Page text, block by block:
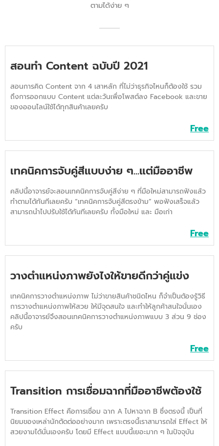
ตามได้ง่าย ๆ
สอนทำ Content ฉบับปี 2021
สอนการคิด Content จาก 4 เสาหลัก ที่ไม่ว่าธุรกิจไหนก็ต้องใช้ รวม
ถึงการออกแบบ Content แต่ละวันเพื่อโพสต์ลง Facebook และขาย
ของออนไลน์ใช้ได้ทุกสินค้าเลยครับ
Free
เทคนิคการจับคู่สีแบบง่าย ๆ...แต่มืออาชีพ
คลิปนี้อาจารย์จะสอนเทคนิคการจับคู่สีง่าย ๆ ที่มือใหม่สามารถฟังแล้ว
ทำตามได้ทันทีเลยครับ “เทคนิคการจับคู่สีตรงข้าม” พอฟังเสร็จแล้ว
สามารถนำไปปรับใช้ได้ทันทีเลยครับ ทั้งมือใหม่ และ มือเก่า
Free
วางตำแหน่งภาพยังไงให้ขายดีกว่าคู่แข่ง
เทคนิคการวางตำแหน่งภาพ ไม่ว่าขายสินค้าชนิดไหน ก็จำเป็นต้องรู้วิธี
การวางตำแหน่งภาพให้สวย ให้มีจุดสนใจ และทำให้ลูกค้าสนใจนั่นเอง
คลิปนี้อาจารย์จึงสอนเทคนิคการวางตำแหน่งภาพแบบ 3 ส่วน 9 ช่อง
ครับ
Free
Transition การเชื่อมฉากที่มืออาชีพต้องใช้
Transition Effect คือการเชื่อม ฉาก A ไปหาฉาก B ซึ่งตรงนี้ เป็นที่
นิยมของเหล่านักตัดต่ออย่างมาก เพราะตรงนี้เราสามารถใส่ Effect ให้
สวยงามได้นั่นเองครับ โดยมี Effect แบบนี้เยอะมาก ๆ ในปัจจุบัน